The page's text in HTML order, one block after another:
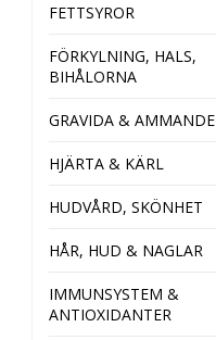
FETTSYROR
FÖRKYLNING, HALS,
BIHÅLORNA
GRAVIDA & AMMANDE
HJÄRTA & KÄRL
HUDVÅRD, SKÖNHET
HÅR, HUD & NAGLAR
IMMUNSYSTEM &
ANTIOXIDANTER